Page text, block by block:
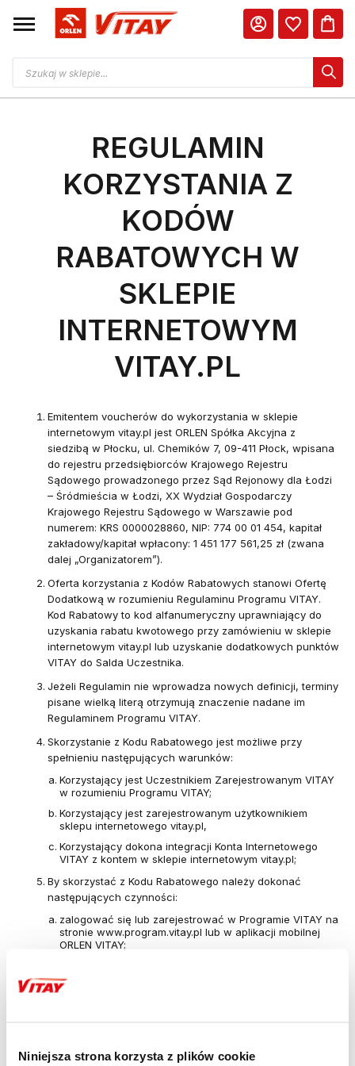
Niniejsza strona korzysta z plików cookie
REGULAMIN
KORZYSTANIA Z
KODÓW
RABATOWYCH W
SKLEPIE
INTERNETOWYM
VITAY.PL
Emitentem voucherów do wykorzystania w sklepie
internetowym vitay.pl jest ORLEN Spółka Akcyjna z
siedzibą w Płocku, ul. Chemików 7, 09-411 Płock, wpisana
do rejestru przedsiębiorców Krajowego Rejestru
Sądowego prowadzonego przez Sąd Rejonowy dla Łodzi
– Śródmieścia w Łodzi, XX Wydział Gospodarczy
Krajowego Rejestru Sądowego w Warszawie pod
numerem: KRS 0000028860, NIP: 774 00 01 454, kapitał
zakładowy/kapitał wpłacony: 1 451 177 561,25 zł (zwana
dalej „Organizatorem”).
Oferta korzystania z Kodów Rabatowych stanowi Ofertę
Dodatkową w rozumieniu Regulaminu Programu VITAY.
Kod Rabatowy to kod alfanumeryczny uprawniający do
uzyskania rabatu kwotowego przy zamówieniu w sklepie
internetowym vitay.pl lub uzyskanie dodatkowych punktów
VITAY do Salda Uczestnika.
Jeżeli Regulamin nie wprowadza nowych definicji, terminy
pisane wielką literą otrzymują znaczenie nadane im
Regulaminem Programu VITAY.
Skorzystanie z Kodu Rabatowego jest możliwe przy
spełnieniu następujących warunków:
Korzystający jest Uczestnikiem Zarejestrowanym VITAY
w rozumieniu Programu VITAY;
Korzystający jest zarejestrowanym użytkownikiem
sklepu internetowego vitay.pl,
Korzystający dokona integracji Konta Internetowego
VITAY z kontem w sklepie internetowym vitay.pl;
By skorzystać z Kodu Rabatowego należy dokonać
następujących czynności:
zalogować się lub zarejestrować w Programie VITAY na
stronie www.program.vitay.pl lub w aplikacji mobilnej
ORLEN VITAY;
internetowym vitay.pl i dokonać jego integracji z Kontem
Internetowym VITAY;
wiadomości SMS, a następnie zatwierdzić przyciskiem